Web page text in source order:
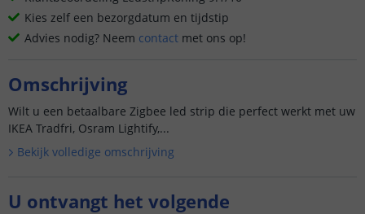
Kies zelf een bezorgdatum en tijdstip
Advies nodig? Neem contact met ons op!
Omschrijving
Wilt u een betaalbare Zigbee led strip die perfect werkt met uw
IKEA Tradfri, Osram Lightify,...
Bekijk volledige omschrijving
U ontvangt het volgende